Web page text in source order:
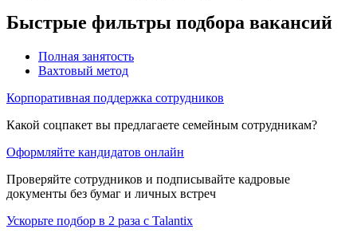
Быстрые фильтры подбора вакансий
Полная занятость
Вахтовый метод
Корпоративная поддержка сотрудников
Какой соцпакет вы предлагаете семейным сотрудникам?
Оформляйте кандидатов онлайн
Проверяйте сотрудников и подписывайте кадровые
документы без бумаг и личных встреч
Ускорьте подбор в 2 раза с Talantix